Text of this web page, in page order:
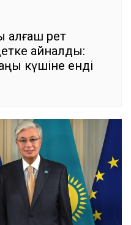
алғаш рет
айналды:
күшіне енді